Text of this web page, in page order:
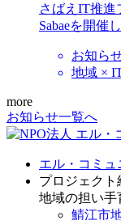
さばえIT推進
Sabaeを開催
お知ら
地域 ×
more
お知らせ一覧へ
エル・コミュ
プロジェクト
地域の担い手
鯖江市